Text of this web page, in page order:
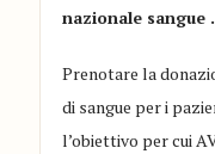
nazionale sangue .
Prenotare la
di sangue per i
l’obiettivo per cui